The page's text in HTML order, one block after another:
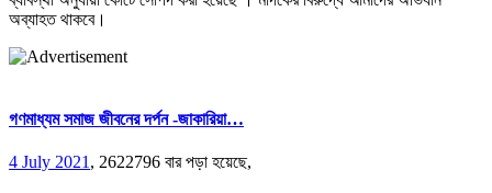
অব্যাহত থাকবে।
গণমাধ্যম সমাজ জীবনের দর্পন -জাকারিয়া…
4 July 2021 , 2622796 বার পড়া হয়েছে,